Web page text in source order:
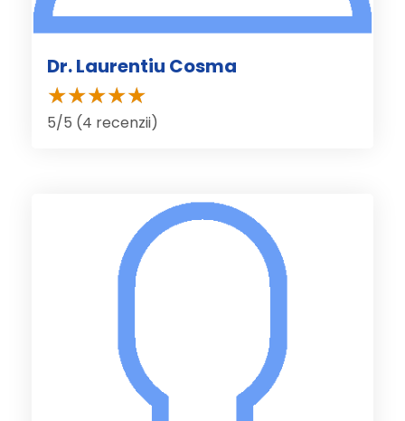
Dr. Laurentiu Cosma
5/5 (4 recenzii)